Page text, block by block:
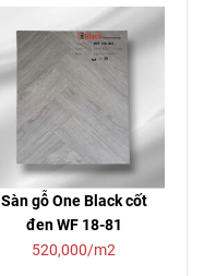
Sàn gỗ One Black cốt
đen WF 18-81
520,000/m2